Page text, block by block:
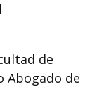
de
Abogado de